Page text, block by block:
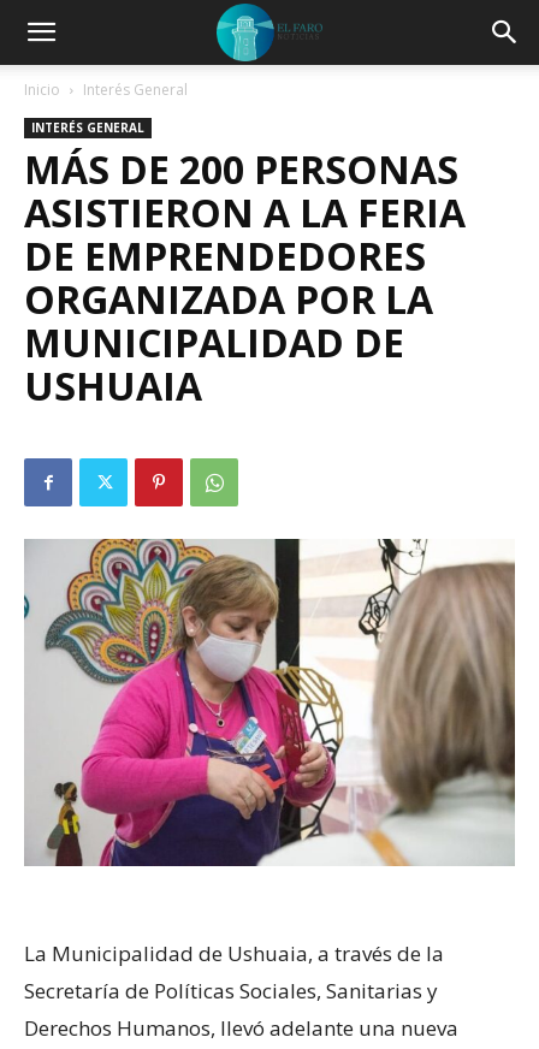
Inicio Interés General
INTERÉS GENERAL
MÁS DE 200 PERSONAS
ASISTIERON A LA FERIA
DE EMPRENDEDORES
ORGANIZADA POR LA
MUNICIPALIDAD DE
USHUAIA
La Municipalidad de Ushuaia, a través de la
Secretaría de Políticas Sociales, Sanitarias y
Derechos Humanos, llevó adelante una nueva